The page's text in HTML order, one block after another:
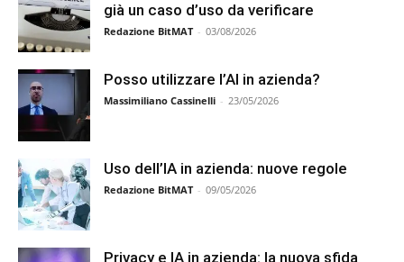
già un caso d’uso da verificare
Redazione BitMAT - 03/08/2026
Posso utilizzare l’AI in azienda?
Massimiliano Cassinelli - 23/05/2026
Uso dell’IA in azienda: nuove regole
Redazione BitMAT - 09/05/2026
Privacy e IA in azienda: la nuova sfida